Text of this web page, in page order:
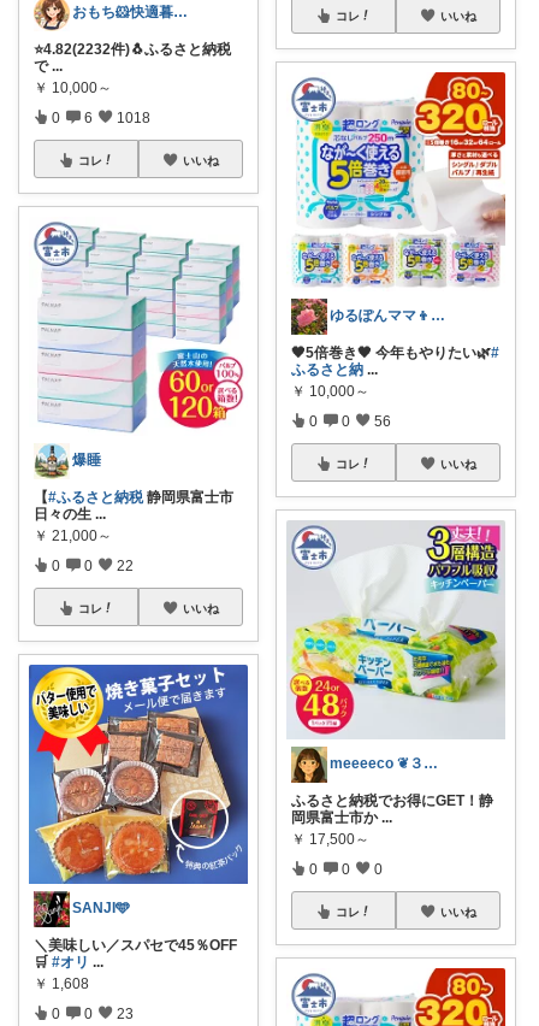
おもち🐹快適暮らし🌸オリ写🪴
⭐️4.82(2232件)🐧ふるさと納税
で ...
￥ 10,000～
0 6 1018
コレ いいね
爆睡
【#ふるさと納税静岡県富士市
日々の生 ...
￥ 21,000～
0 0 22
コレ いいね
SANJI🩵
＼美味しい／スパセで45％OFF
🛒 #オリ ...
￥ 1,608
0 0 23
コレ いいね
ゆるぽんママ👦👧🐶🌹
🖤5倍巻き🖤 今年もやりたい🌿#
ふるさと納 ...
￥ 10,000～
0 0 56
コレ いいね
meeeeco ❦３児ママ ❦
ふるさと納税でお得にGET！静
岡県富士市か ...
￥ 17,500～
0 0 0
コレ いいね